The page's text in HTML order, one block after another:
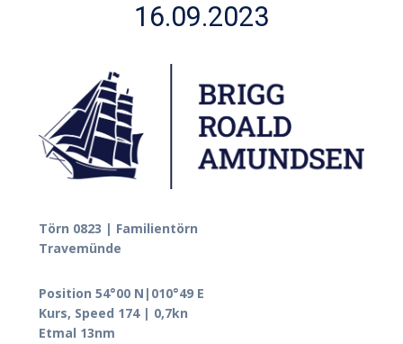
16.09.2023
Törn 0823 | Familientörn
Travemünde
Position 54°00 N|010°49 E
Kurs, Speed 174 | 0,7kn
Etmal 13nm